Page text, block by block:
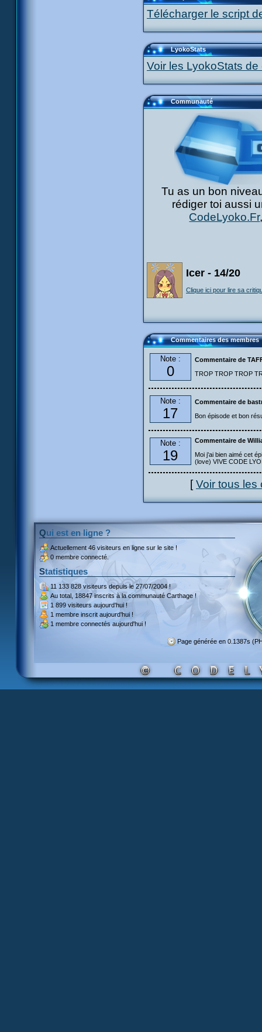
Télécharger le script
LyokoStats
Voir les LyokoStats
Communauté
Tu as un bon
rédiger toi aussi
CodeLyoko.Fr
Icer - 14/20
Clique ici pour lire sa
Commentaires des membres
Note :
0
Commentaire de
TROP TROP TROP
Note :
17
Commentaire de
Bon épisode et bon
Note :
19
Commentaire de
Moi j'ai bien aimé cet
(love) VIVE CODE
[Voir tous les
Qui est en ligne ?
Actuellement 46 visiteurs en ligne sur le site !
0 membre connecté.
Statistiques
11 133 828 visiteursdepuis le 27/07/2004 !
Au total, 18847 inscritsà la communauté Carthage !
1 899 visiteurs aujourd'hui !
1 membre inscrit aujourd'hui !
1 membre connectés aujourd'hui !
Page générée en 0.1387s